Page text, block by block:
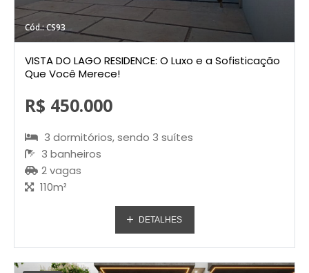
Cód.: CS93
VISTA DO LAGO RESIDENCE: O Luxo e a Sofisticação
Que Você Merece!
R$ 450.000
3 dormitórios, sendo 3 suítes
3 banheiros
2 vagas
110m²
DETALHES